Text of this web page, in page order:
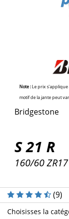
Note :Le prix s'applique
motif de la jante peut
Bridgestone
S 21 R
160/60 ZR17
Choisisses la
(9)